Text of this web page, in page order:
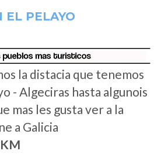
EL PELAYO
la distacia que tenemos
- Algeciras hasta algunois
mas les gusta ver a la
a Galicia